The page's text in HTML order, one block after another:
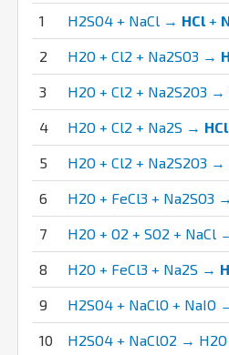
1 H2SO4 + NaCl → HCl+
2 H2O + Cl2 + Na2SO3 →
3 H2O + Cl2 + Na2S2O3 →
4 H2O + Cl2 + Na2S → HCl
5 H2O + Cl2 + Na2S2O3 →
6 H2O + FeCl3 + Na2SO3 →
7 H2O + O2 + SO2 + NaCl
8 H2O + FeCl3 + Na2S →
9 H2SO4 + NaClO + NaIO
10 H2SO4 + NaClO2 →